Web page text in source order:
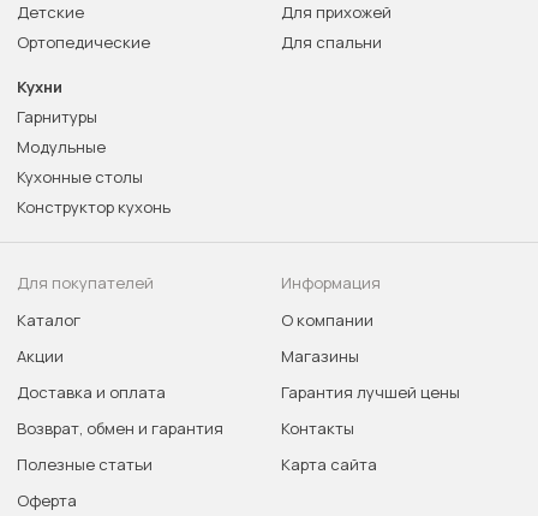
Детские
Ортопедические
Для прихожей
Для спальни
Кухни
Гарнитуры
Модульные
Кухонные столы
Конструктор кухонь
Для покупателей
Каталог
Акции
Доставка и оплата
Возврат, обмен и гарантия
Полезные статьи
Оферта
Информация
О компании
Магазины
Гарантия лучшей цены
Контакты
Карта сайта